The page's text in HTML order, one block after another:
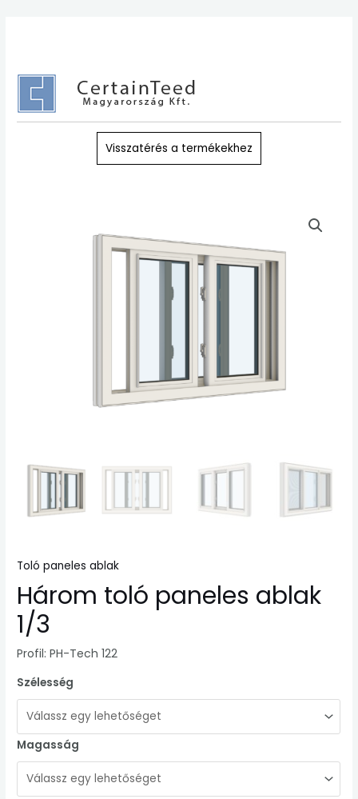
Visszatérés a termékekhez
Toló paneles ablak
Három toló paneles ablak
1/3
Profil: PH-Tech 122
Szélesség
Magasság